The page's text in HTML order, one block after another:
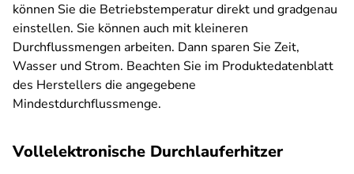
können Sie die Betriebstemperatur direkt und gradgenau
einstellen. Sie können auch mit kleineren
Durchflussmengen arbeiten. Dann sparen Sie Zeit,
Wasser und Strom. Beachten Sie im Produktedatenblatt
des Herstellers die angegebene
Mindestdurchflussmenge.
Vollelektronische Durchlauferhitzer